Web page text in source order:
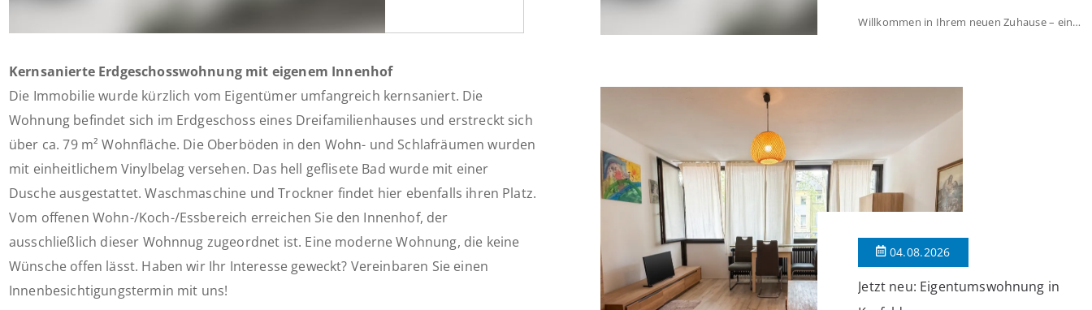
Kernsanierte Erdgeschosswohnung mit eigenem Innenhof
Die Immobilie wurde kürzlich vom Eigentümer umfangreich kernsaniert. Die
Wohnung befindet sich im Erdgeschoss eines Dreifamilienhauses und erstreckt sich
über ca. 79 m² Wohnfläche. Die Oberböden in den Wohn- und Schlafräumen wurden
mit einheitlichem Vinylbelag versehen. Das hell geflisete Bad wurde mit einer
Dusche ausgestattet. Waschmaschine und Trockner findet hier ebenfalls ihren Platz.
Vom offenen Wohn-/Koch-/Essbereich erreichen Sie den Innenhof, der
ausschließlich dieser Wohnnug zugeordnet ist. Eine moderne Wohnung, die keine
Wünsche offen lässt. Haben wir Ihr Interesse geweckt? Vereinbaren Sie einen
Innenbesichtigungstermin mit uns!
Willkommen in Ihrem neuen Zuhause – einer
empfängt Sie herzlich und macht Lust auf
begeistert mit einem breiten Fenster, viel
Tageslicht und Blick ins satte Grün der
04.08.2026
Jetzt neu: Eigentumswohnung in